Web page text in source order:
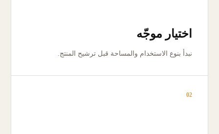
اختيار موجّه
نبدأ بنوع الاستخدام والمساحة قبل ترشيح المنتج.
02